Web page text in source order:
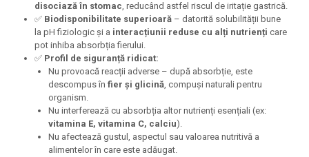
disociază în stomac, reducând astfel riscul de iritație gastrică.
✅ Biodisponibilitate superioară – datorită solubilității bune
la pH fiziologic și a interacțiunii reduse cu alți nutrienți care
pot inhiba absorbția fierului.
✅ Profil de siguranță ridicat:
Nu provoacă reacții adverse – după absorbție, este
descompus în fier și glicină, compuși naturali pentru
organism.
Nu interferează cu absorbția altor nutrienți esențiali (ex:
vitamina E, vitamina C, calciu).
Nu afectează gustul, aspectul sau valoarea nutritivă a
alimentelor în care este adăugat.